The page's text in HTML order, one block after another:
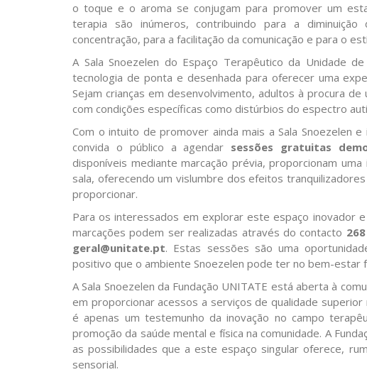
o toque e o aroma se conjugam para promover um
terapia são inúmeros, contribuindo para a
concentração, para a facilitação da comunicação e para o
A Sala Snoezelen do Espaço Terapêutico da Unidade
tecnologia de ponta e desenhada para oferecer uma
Sejam crianças em desenvolvimento, adultos à procura
com condições específicas como distúrbios do espectro
Com o intuito de promover ainda mais a Sala Snoezelen
convida o público a agendar sessões gratuitas
disponíveis mediante marcação prévia, proporcionam
sala, oferecendo um vislumbre dos efeitos
proporcionar.
Para os interessados em explorar este espaço inovador
marcações podem ser realizadas através do contacto
geral@unitate.pt. Estas sessões são uma
positivo que o ambiente Snoezelen pode ter no bem-estar
A Sala Snoezelen da Fundação UNITATE está aberta à
em proporcionar acessos a serviços de qualidade
é apenas um testemunho da inovação no campo
promoção da saúde mental e física na comunidade. A
as possibilidades que a este espaço singular oferece,
sensorial.